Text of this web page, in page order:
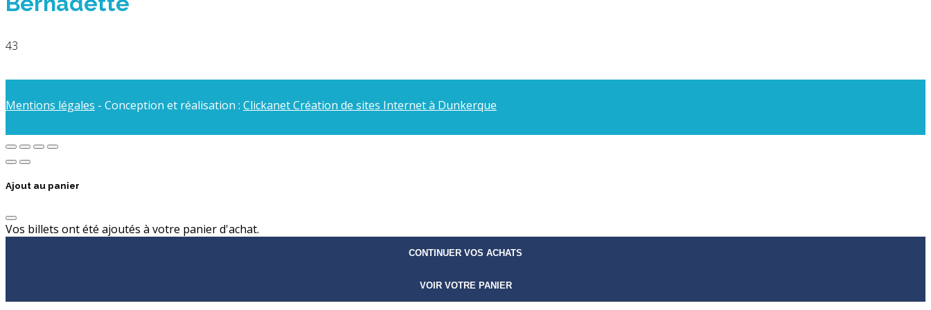
43
Mentions légales - Conception et réalisation : Clickanet Création de sites Internet à Dunkerque
Ajout au panier
Vos billets ont été ajoutés à votre panier d'achat.
CONTINUER VOS ACHATS
VOIR VOTRE PANIER